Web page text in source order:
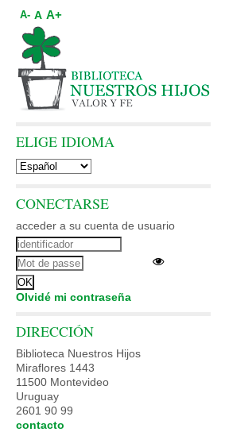
A- A A+
ELIGE IDIOMA
CONECTARSE
acceder a su cuenta de usuario
Olvidé mi contraseña
DIRECCIÓN
Biblioteca Nuestros Hijos
Miraflores 1443
11500 Montevideo
Uruguay
2601 90 99
contacto